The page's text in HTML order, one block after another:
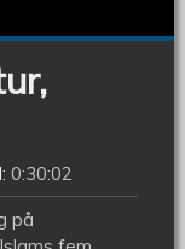
0:30:02
på